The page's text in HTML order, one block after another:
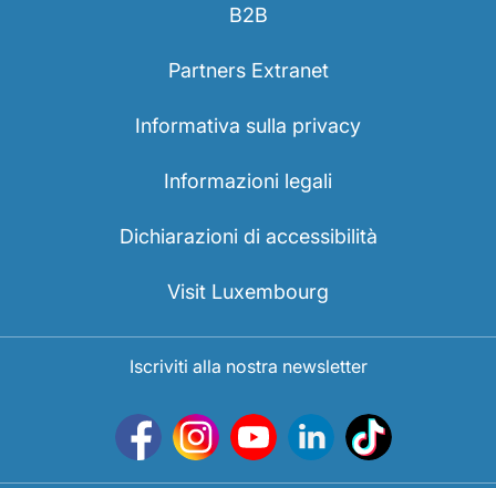
B2B
Partners Extranet
Informativa sulla privacy
Informazioni legali
Dichiarazioni di accessibilità
Visit Luxembourg
Iscriviti alla nostra newsletter